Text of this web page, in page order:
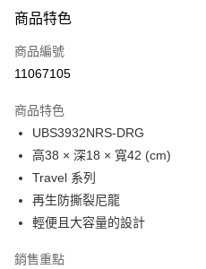
信用卡一次付款
LINE Pay
Google Pay
貨到付款
運送方式
免運費
商品特色
商品編號
11067105
商品特色
UBS3932NRS-DRG
高38 × 深18 × 寬42 (cm)
Travel 系列
再生防撕裂尼龍
輕便且大容量的設計
銷售重點